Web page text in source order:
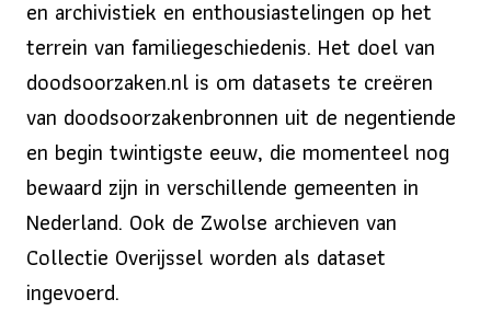
en archivistiek en enthousiastelingen op het
terrein van familiegeschiedenis. Het doel van
doodsoorzaken.nl is om datasets te creëren
van doodsoorzakenbronnen uit de negentiende
en begin twintigste eeuw, die momenteel nog
bewaard zijn in verschillende gemeenten in
Nederland. Ook de Zwolse archieven van
Collectie Overijssel worden als dataset
ingevoerd.